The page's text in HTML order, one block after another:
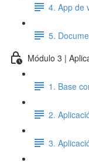
4. App de
5.
Módulo 3 |
1. Base
2.
3.